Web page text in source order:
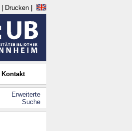
Drucken
Kontakt
Erweiterte
Suche